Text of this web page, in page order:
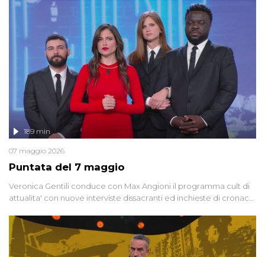
racconta l'universo delle narrazioni alternative, dei sospetti
globali e del complottismo che negli ultimi anni hanno invaso
social network, talk show, piazze digitali e immaginario collettivo.
Puntata del 7 maggio
189 min
07 maggio 2026
Veronica Gentili conduce con Max Angioni il programma cult di
attualita' con nuove interviste dissacranti ed inchieste di cronaca